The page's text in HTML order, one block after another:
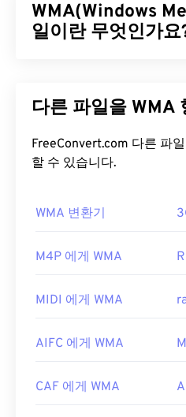
MPEG-4로, 오디오를
Digital AC-3으로 압축하는
Microsoft는 더 이상 WTV를
보호되는 콘텐츠의 경우, 녹
츠의 경우, 다른 플랫폼에서
어 플레이어,Cyberlink
다. 자세한 내용은
참조하세요.
개발자: Microsoft
WMA(Windows
일이란 무엇인가요
했습니다. WMA는 오디오
Lossless,WMA Voice등 여
며 발전해 왔습니다. WMA
WMA 파일을 어떻
Windows Media의 핵심 구
파일을 여는 기본 프로그램
WMA 파일이 상대적으로
니다. WMA 파일은 온라인
WMA 파일을 열 수 있는 다
다른 파일
FreeConvert.com 다른 파일도 WMA 형식으로
할 수 있습니다.
WMA 변환기
M4P 에게 WMA
MIDI 에게 WMA
AIFC 에게 WMA
CAF 에게 WMA